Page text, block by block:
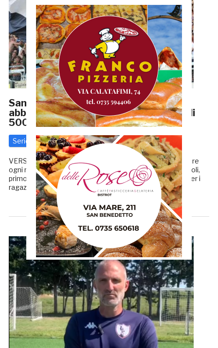
Samb, oltre ogni record: 3350
abbonamenti. Col Tivoli già sicure più di
5000 presenze
Serie D 16 Settembre 2023 diRiccardo Mancini
VERSO SAMB-TIVOLI, LE PAROLE DI MISTER LAURO Oltre
ogni record. A poche ore dalla sfida di campionato col Tivoli,
primo match tra le mura amiche del Riviera delle Palme per i
ragazzi allenati da mister […]